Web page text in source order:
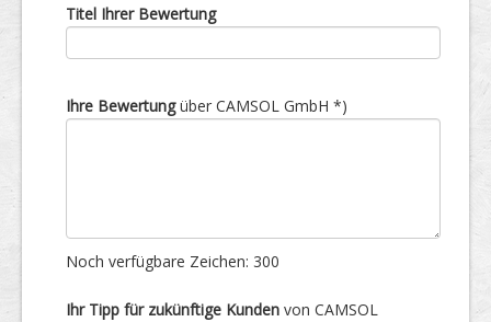
Titel Ihrer Bewertung
Ihre Bewertungüber CAMSOL GmbH *)
Noch verfügbare Zeichen: 300
Ihr Tipp für zukünftige Kunden von CAMSOL